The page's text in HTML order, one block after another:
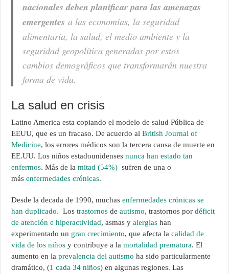
nacionales deben planificar para las amenazas
emergentesa las economías, la seguridad
alimentaria, la salud, el medio ambiente y la
seguridad geopolítica generadas por estos
cambios demográficos que transformarán nuestra
forma de vida.
La salud en crisis
Latino America esta copiando el modelo de salud Pública de
EEUU, que es un fracaso. De acuerdo alBritish Journal of
Medicine, los errores médicos son la tercera causa de muerte en
EE.UU. Los niños estadounidensesnunca han estado tan
enfermos. Más de lamitad (54%) sufren de una o
más enfermedades crónicas.
Desde la decada de 1990, muchasenfermedades crónicas se
han duplicado. Lostrastornos deautismo, trastornos pordéficit
de atención e hiperactividad, asmas yalergias han
experimentado un gran crecimiento, que afecta lacalidad de
vida de los niños y contribuye a la mortalidad prematura. El
aumento en laprevalencia del autismo ha sido particularmente
dramático, (1 cada 34 niños) en algunas regiones. Las